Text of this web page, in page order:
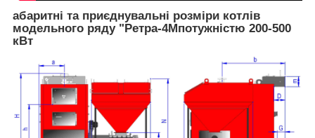
абаритні та приєднувальні розміри котлів
модельного ряду " Ретра-4М потужністю 200-500
кВт